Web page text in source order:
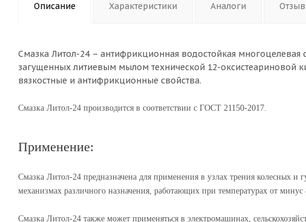
Описание Характеристики Аналоги
Смазка Литол-24 – антифрикционная водостойкая
загущенных литиевым мылом технической 12-оксистеариновой
вязкостные и антифрикционные свойства.
Смазка Литол-24 производится в соответствии с ГОСТ 21150-2017.
Применение:
Смазка Литол-24 предназначена для применения в узлах трения колесных
механизмах различного назначения, работающих при температурах от
Смазка Литол-24 также может применяться в электромашинах,